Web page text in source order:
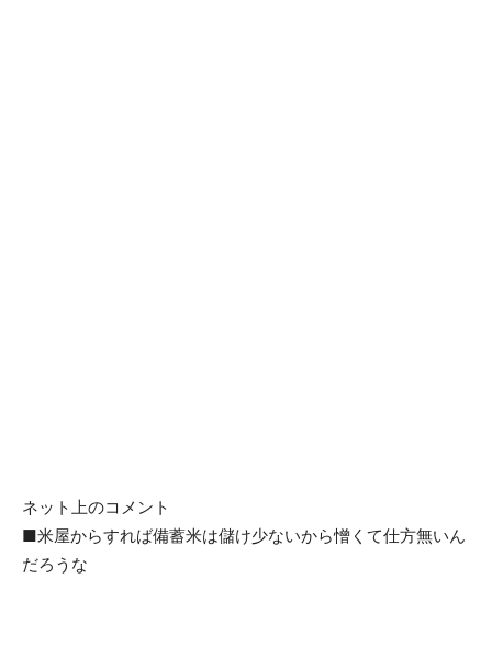
ネット上のコメント
■米屋からすれば備蓄米は儲け少ないから憎くて仕方無いん
だろうな